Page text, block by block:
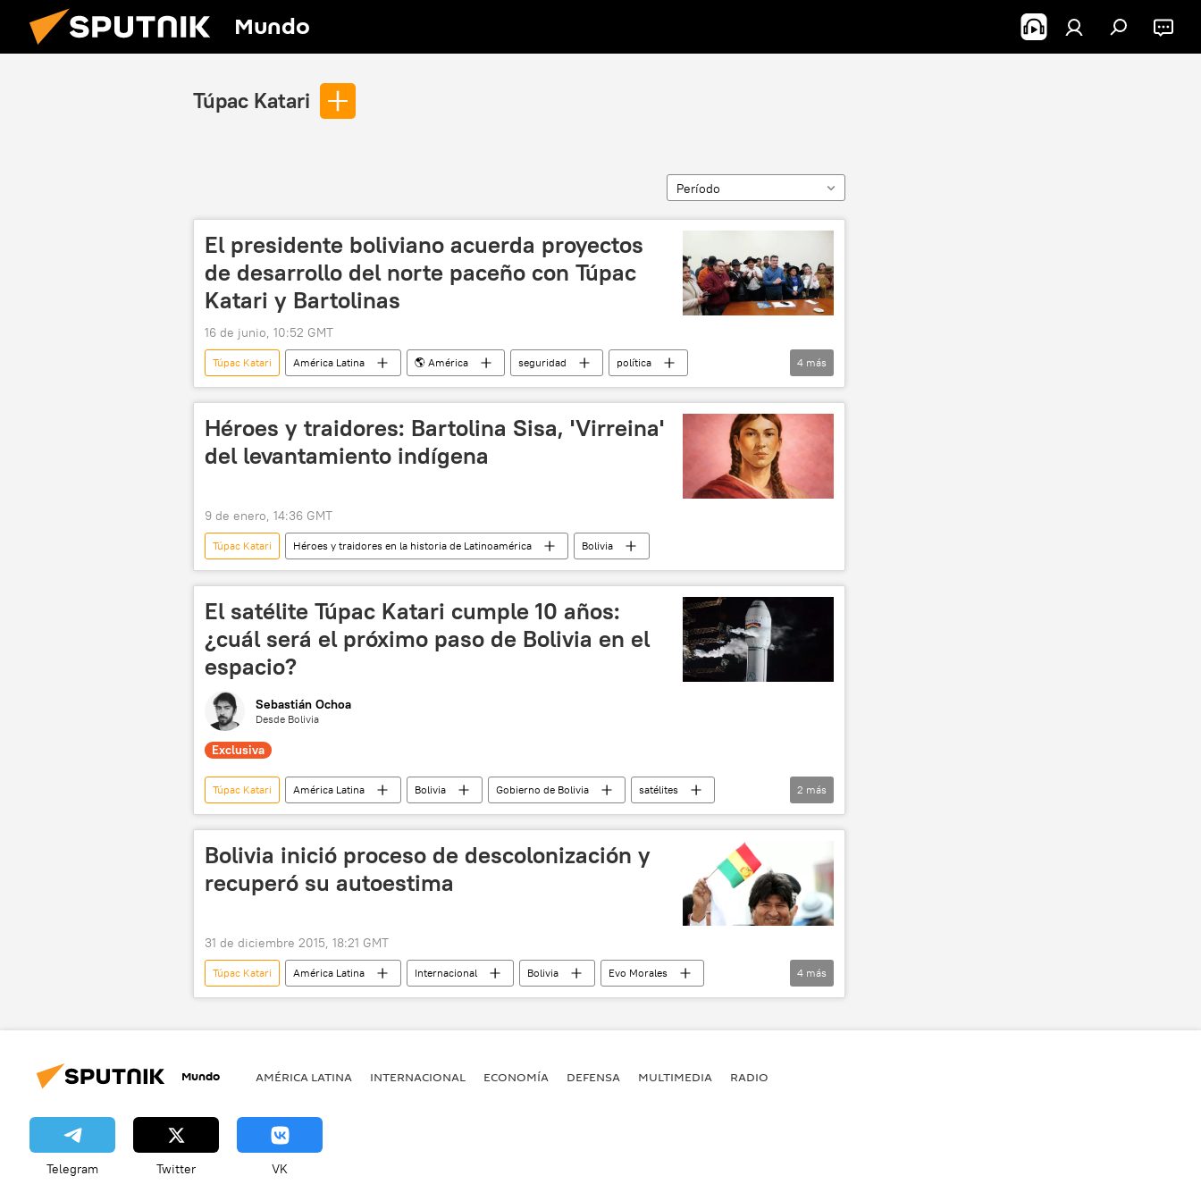
Mundo
Túpac Katari
Período
El presidente boliviano acuerda proyectos
de desarrollo del norte paceño con Túpac
Katari y Bartolinas
16 de junio, 10:52 GMT
Túpac Katari América Latina 🌎 América seguridad
política
Rodrigo Paz
Bolivia La Paz protestas
4 más
Héroes y traidores: Bartolina Sisa, 'Virreina'
del levantamiento indígena
9 de enero, 14:36 GMT
Túpac Katari Héroes y traidores en la historia de Latinoamérica Bolivia
El satélite Túpac Katari cumple 10 años:
¿cuál será el próximo paso de Bolivia en el
espacio?
Sebastián Ochoa
Desde Bolivia
Exclusiva
Túpac Katari América Latina Bolivia Gobierno de Bolivia
satélites
TK-1
🚀 Conquista espacial 💬 Entrevistas
2 más
Bolivia inició proceso de descolonización y
recuperó su autoestima
31 de diciembre 2015, 18:21 GMT
Túpac Katari América Latina Internacional Bolivia
Evo Morales
David Choquehuanca
Luis Arce descolonización noticias
4 más
Mundo AMÉRICA LATINA INTERNACIONAL ECONOMÍA DEFENSA MULTIMEDIA RADIO
Telegram Twitter VK